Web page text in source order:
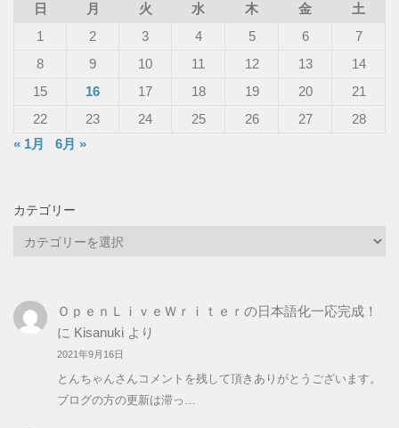
日
月 火 水 木 金
土
1
2 3 4 5 6
7
8
9 10 11 12 13
14
15
16 17 18 19 20
21
22
23 24 25 26 27
28
« 1月
6月 »
カテゴリー
リ
ー
ＯｐｅｎＬｉｖｅＷｒｉｔｅｒの日本語化一応完成！
に Kisanukiより
2021年9月16日
とんちゃんさんコメントを残して頂きありがとうございます。
ブログの方の更新は滞っ…